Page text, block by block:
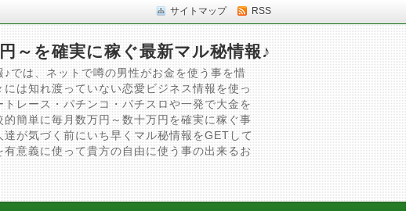
サイトマップ RSS
～を確実に稼ぐ最新マル秘情報♪
では、ネットで噂の男性がお金を使う事を惜
は知れ渡っていない恋愛ビジネス情報を使っ
レース・パチンコ・パチスロや一発で大金を
簡単に毎月数万円～数十万円を確実に稼ぐ事
が気づく前にいち早くマル秘情報をGETして
意義に使って貴方の自由に使う事の出来るお